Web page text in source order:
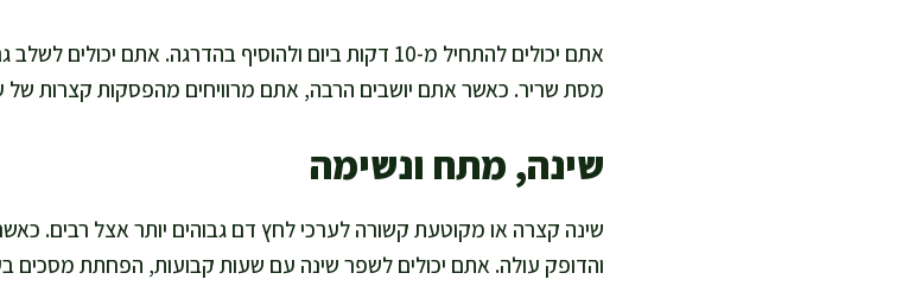
אתם יכולים להתחיל מ-10 דקות ביום ולהוסיף בהדרגה. אתם
מסת שריר. כאשר אתם יושבים הרבה, אתם מרוויחים מהפסקות קצרות של
שינה, מתח ונשימה
שינה קצרה או מקוטעת קשורה לערכי לחץ דם גבוהים יותר אצל רבים.
והדופק עולה. אתם יכולים לשפר שינה עם שעות קבועות, הפחתת מסכים